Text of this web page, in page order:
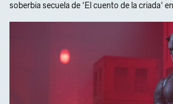
soberbia secuela de 'El cuento de la criada'